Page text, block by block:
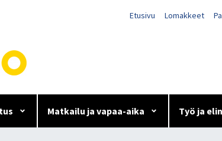
Etusivu Lomakkeet
Matkailu ja vapaa-aika Työ ja